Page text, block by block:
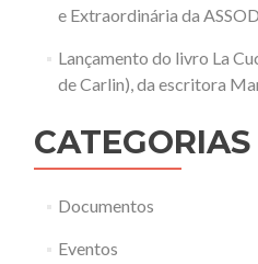
e Extraordinária da
Lançamento do livro La
de Carlin), da escritora
CATEGORIAS
Documentos
Eventos